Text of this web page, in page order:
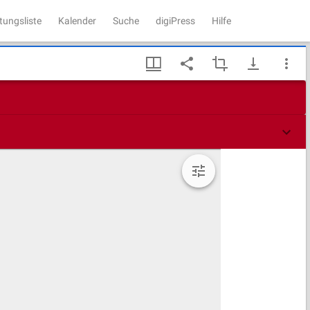
Kalender Suche digiPress Hilfe